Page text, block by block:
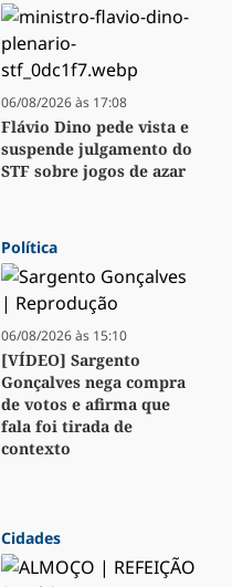
06/08/2026 às 17:08
Flávio Dino pede vista e
suspende julgamento do
STF sobre jogos de azar
Política
06/08/2026 às 15:10
[VÍDEO] Sargento
Gonçalves nega compra
de votos e afirma que
fala foi tirada de
contexto
Cidades